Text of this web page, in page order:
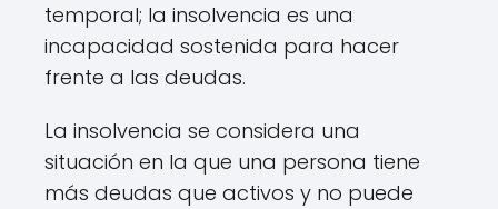
temporal; la insolvencia es una
incapacidad sostenida para hacer
frente a las deudas.
La insolvencia se considera una
situación en la que una persona tiene
más deudas que activos y no puede